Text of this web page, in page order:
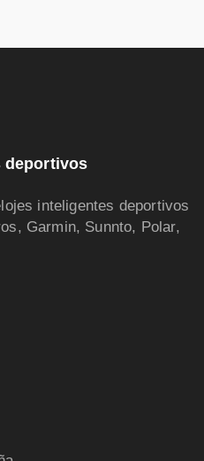
deportivos
inteligentes deportivos
Garmin, Sunnto, Polar,